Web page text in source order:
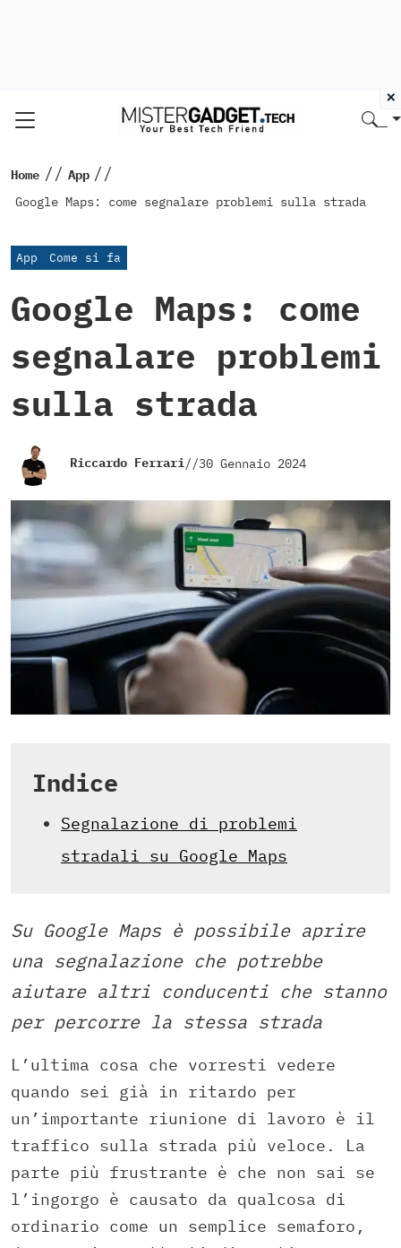
Home // App //
Google Maps: come segnalare problemi sulla strada
App Come si fa
Google Maps: come
segnalare problemi
sulla strada
Riccardo Ferrari//30 Gennaio 2024
Indice
Segnalazione di problemi
stradali su Google Maps
Su Google Maps è possibile aprire
una segnalazione che potrebbe
aiutare altri conducenti che stanno
per percorre la stessa strada
L’ultima cosa che vorresti vedere
quando sei già in ritardo per
un’importante riunione di lavoro è il
traffico sulla strada più veloce. La
parte più frustrante è che non sai se
l’ingorgo è causato da qualcosa di
ordinario come un semplice semaforo,
×